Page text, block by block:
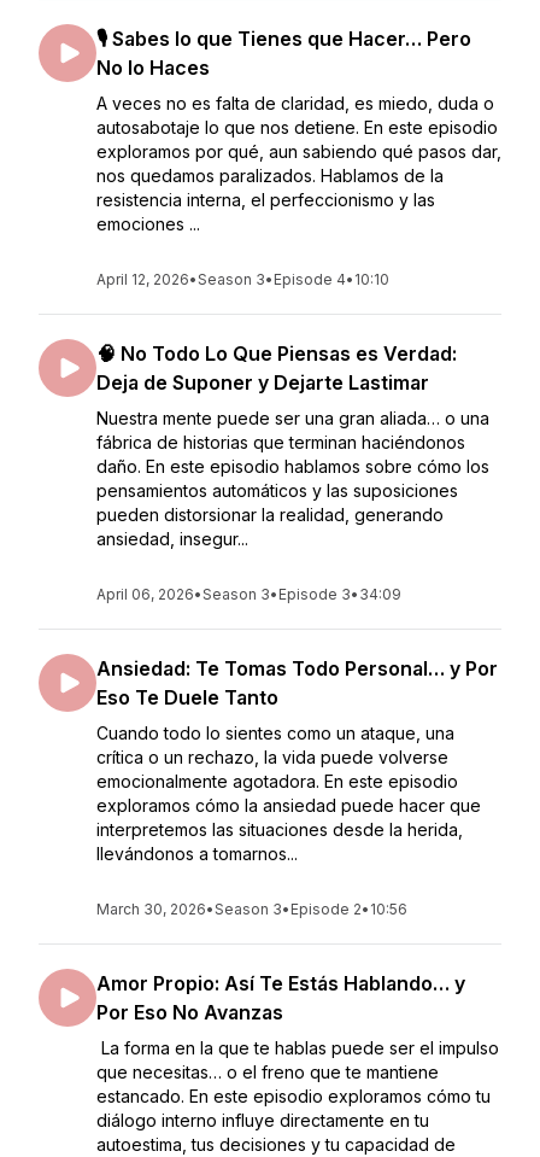
🎙️ Sabes lo que Tienes que Hacer… Pero
No lo Haces
A veces no es falta de claridad, es miedo, duda o
autosabotaje lo que nos detiene. En este episodio
exploramos por qué, aun sabiendo qué pasos dar,
nos quedamos paralizados. Hablamos de la
resistencia interna, el perfeccionismo y las
emociones ...
April 12, 2026•Season 3• Episode 4• 10:10
🧠 No Todo Lo Que Piensas es Verdad:
Deja de Suponer y Dejarte Lastimar
Nuestra mente puede ser una gran aliada… o una
fábrica de historias que terminan haciéndonos
daño. En este episodio hablamos sobre cómo los
pensamientos automáticos y las suposiciones
pueden distorsionar la realidad, generando
ansiedad, insegur...
April 06, 2026•Season 3• Episode 3• 34:09
Ansiedad: Te Tomas Todo Personal… y Por
Eso Te Duele Tanto
Cuando todo lo sientes como un ataque, una
crítica o un rechazo, la vida puede volverse
emocionalmente agotadora. En este episodio
exploramos cómo la ansiedad puede hacer que
interpretemos las situaciones desde la herida,
llevándonos a tomarnos...
March 30, 2026•Season 3• Episode 2• 10:56
Amor Propio: Así Te Estás Hablando… y
Por Eso No Avanzas
La forma en la que te hablas puede ser el impulso
que necesitas… o el freno que te mantiene
estancado. En este episodio exploramos cómo tu
diálogo interno influye directamente en tu
autoestima, tus decisiones y tu capacidad de